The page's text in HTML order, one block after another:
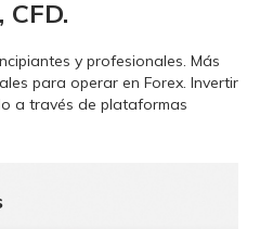
y profesionales. Más
para operar en Forex. Invertir
a través de plataformas